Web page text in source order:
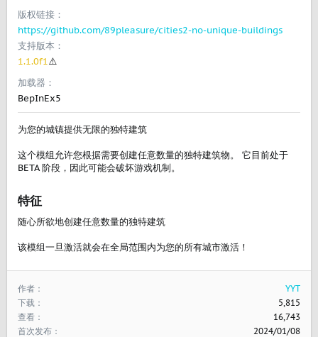
版权链接
https://github.com/89pleasure/cities2-no-unique-buildings
支持版本
1.1.0f1⚠️
加载器
BepInEx5
为您的城镇提供无限的独特建筑
这个模组允许您根据需要创建任意数量的独特建筑物。 它目前处于
BETA 阶段，因此可能会破坏游戏机制。
特征​
随心所欲地创建任意数量的独特建筑
该模组一旦激活就会在全局范围内为您的所有城市激活！
作者
YYT
下载
5,815
查看
16,743
首次发布
2024/01/08